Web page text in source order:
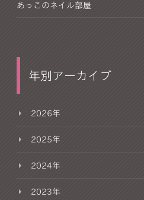
あっこのネイル部屋
年別アーカイブ
2026年
2025年
2024年
2023年